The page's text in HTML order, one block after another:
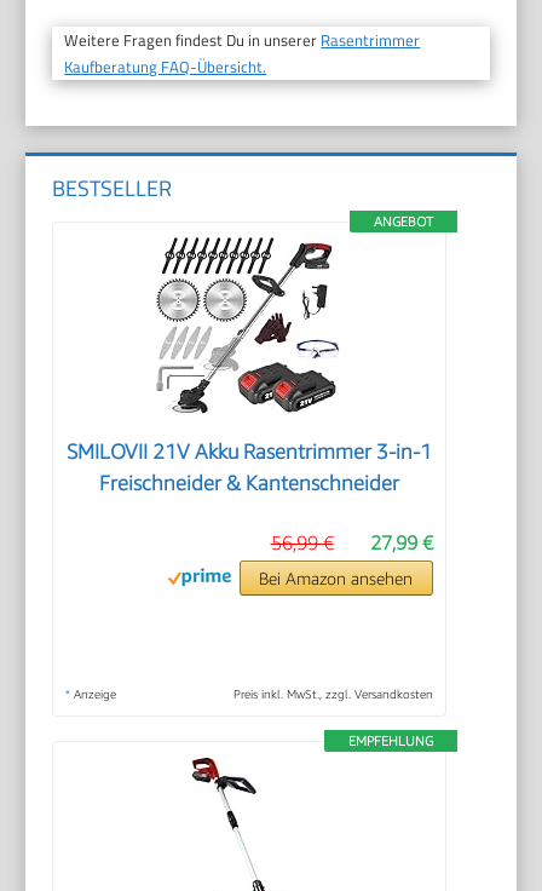
Weitere Fragen findest Du in unserer Rasentrimmer
Kaufberatung FAQ-Übersicht.
BESTSELLER
ANGEBOT
SMILOVII 21V Akku Rasentrimmer 3-in-1
Freischneider & Kantenschneider
27,99 €
56,99 €
Bei Amazon ansehen
* Anzeige Preis inkl. MwSt., zzgl. Versandkosten
EMPFEHLUNG